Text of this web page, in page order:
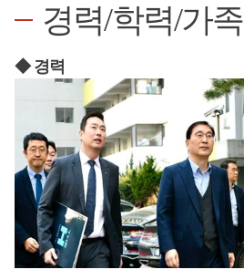
경력/학력/가족
◆ 경력